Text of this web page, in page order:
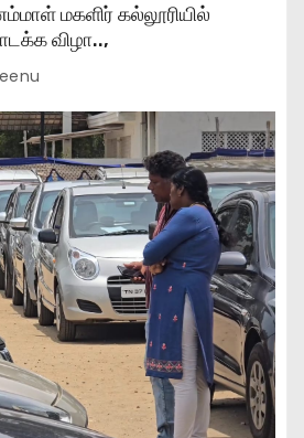
மகளிர் கல்லூரியில்
விழா..,